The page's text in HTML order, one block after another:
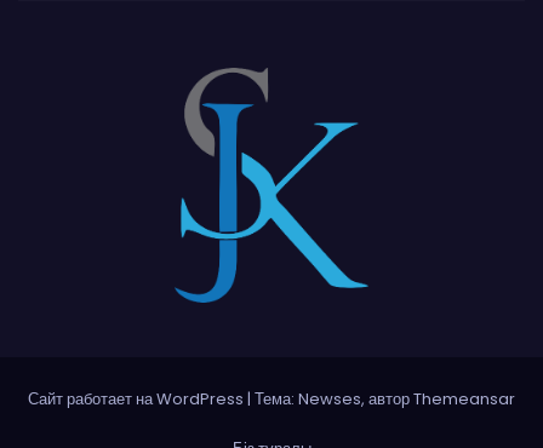
Сайт работает на WordPress | Тема: Newses, авторThemeansar